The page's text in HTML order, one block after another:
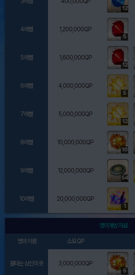
12
4레벨 1,200,000QP
5
5레벨 1,600,000QP
12
6레벨 4,000,000QP
5
7레벨 5,000,000QP
12
8레벨 10,000,000QP
10
9레벨 12,000,000QP
54
10레벨 20,000,000QP
1
영의개방 자료
영의 이름 소모 QP
불타는 삼신의 옷 3,000,000QP
5